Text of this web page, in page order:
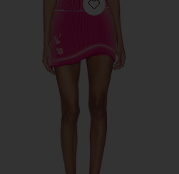
Favorite ЮБКА-ШОРТЫ